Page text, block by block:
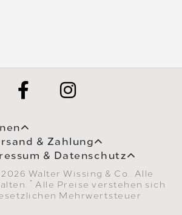
& Zahlung
& Datenschutz
Walter Wissing & Co.. Alle
* Alle Preise verstehen sich
Mehrwertsteuer.